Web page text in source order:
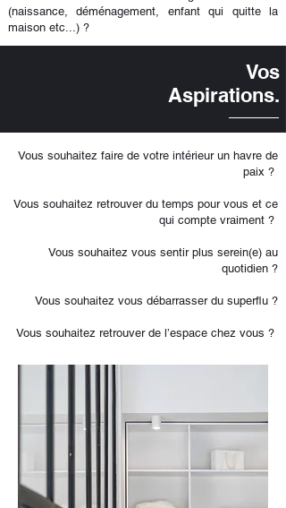
(naissance, déménagement, enfant qui quitte la
maison etc...) ?
Vos
Aspirations.
Vous souhaitez faire de votre intérieur un havre de
paix ?
Vous souhaitez retrouver du temps pour vous et ce
qui compte vraiment ?
Vous souhaitez vous sentir plus serein(e) au
quotidien ?
Vous souhaitez vous débarrasser du superflu ?
Vous souhaitez retrouver de l’espace chez vous ?